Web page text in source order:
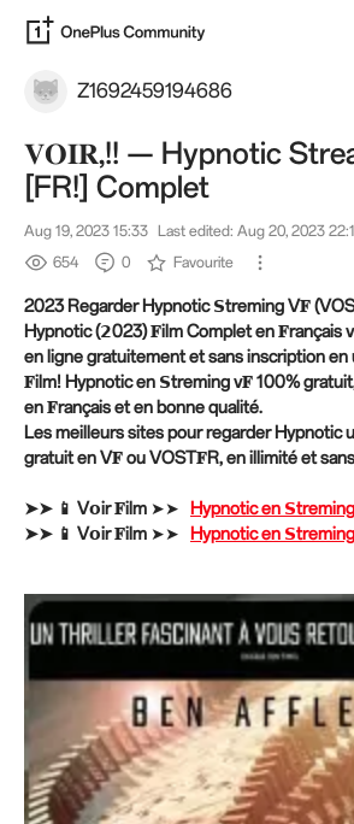
Z1692459194686
𝐕𝐎𝐈𝐑,!! — Hypnotic
[FR!] Complet
Aug 19, 2023 15:33 Last edited: Aug 20, 2023
654
0 Favourite
2023 Regarder Hypnotic 𝗦treming V𝐅
Hypnotic (𝟮023) 𝐅ilm Complet en 𝐅rançais
en ligne gratuitement et sans inscription en
𝐅ilm! Hypnotic en 𝗦treming v𝐅 100%
en 𝐅rançais et en bonne qualité.
Les meilleurs sites pour regarder Hypnotic
gratuit en V𝐅 ou VOST𝐅R, en illimité et
➤➤ 📱 V𝗼ir 𝐅ilm ➤➤ Hypnotic en
➤➤ 📱 V𝗼ir 𝐅ilm ➤➤ Hypnotic en